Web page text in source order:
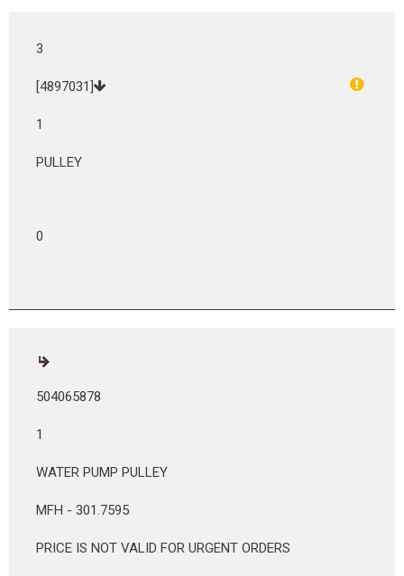
3
[4897031]
1
PULLEY
0
504065878
1
WATER PUMP PULLEY
MFH - 301.7595
PRICE IS NOT VALID FOR URGENT ORDERS